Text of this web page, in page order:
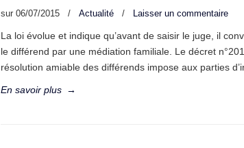
sur 06/07/2015 / Actualité / Laisser un commentaire
La loi évolue et indique qu’avant de saisir le juge, il
le différend par une médiation familiale. Le décret
résolution amiable des différends impose aux parties
En savoir plus →